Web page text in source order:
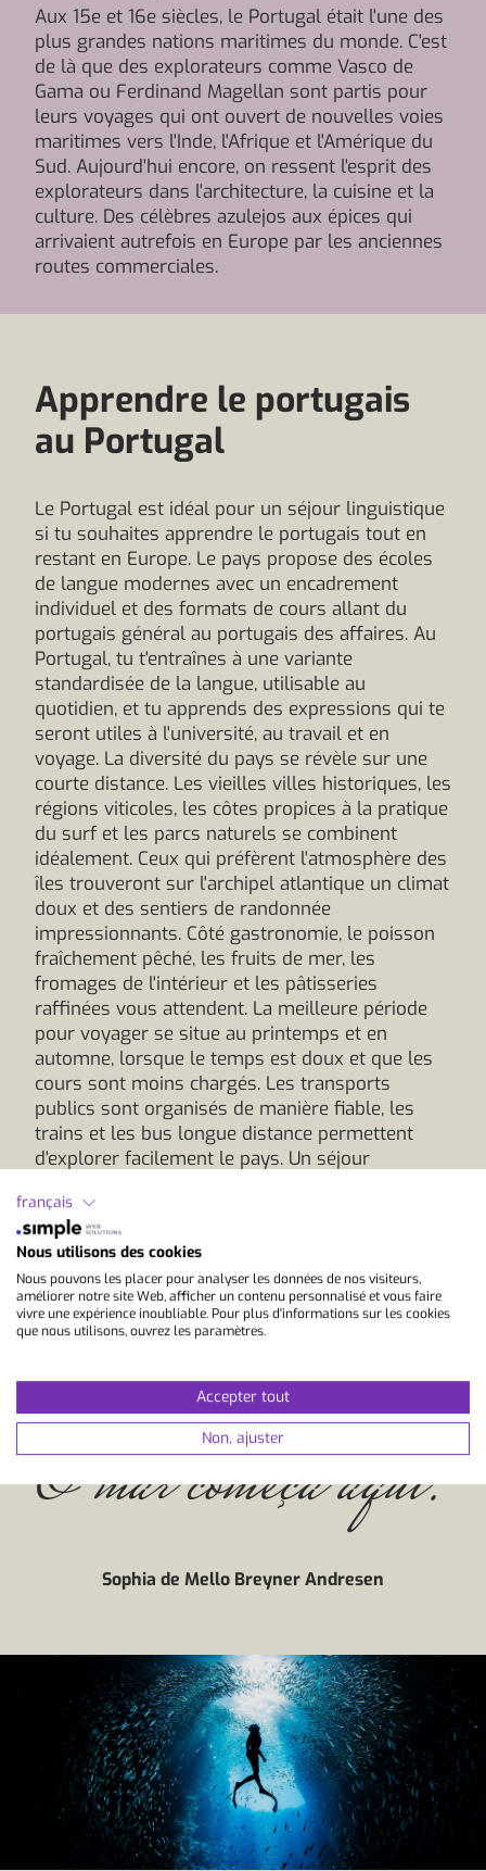
Aux 15e et 16e siècles, le Portugal était l'une des
plus grandes nations maritimes du monde. C'est
de là que des explorateurs comme Vasco de
Gama ou Ferdinand Magellan sont partis pour
leurs voyages qui ont ouvert de nouvelles voies
maritimes vers l'Inde, l'Afrique et l'Amérique du
Sud. Aujourd'hui encore, on ressent l'esprit des
explorateurs dans l'architecture, la cuisine et la
culture. Des célèbres azulejos aux épices qui
arrivaient autrefois en Europe par les anciennes
routes commerciales.
Apprendre le portugais
au Portugal
Le Portugal est idéal pour un séjour linguistique
si tu souhaites apprendre le portugais tout en
restant en Europe. Le pays propose des écoles
de langue modernes avec un encadrement
individuel et des formats de cours allant du
portugais général au portugais des affaires. Au
Portugal, tu t'entraînes à une variante
standardisée de la langue, utilisable au
quotidien, et tu apprends des expressions qui te
seront utiles à l'université, au travail et en
voyage. La diversité du pays se révèle sur une
courte distance. Les vieilles villes historiques, les
régions viticoles, les côtes propices à la pratique
du surf et les parcs naturels se combinent
idéalement. Ceux qui préfèrent l'atmosphère des
îles trouveront sur l'archipel atlantique un climat
doux et des sentiers de randonnée
impressionnants. Côté gastronomie, le poisson
fraîchement pêché, les fruits de mer, les
fromages de l'intérieur et les pâtisseries
raffinées vous attendent. La meilleure période
pour voyager se situe au printemps et en
automne, lorsque le temps est doux et que les
cours sont moins chargés. Les transports
publics sont organisés de manière fiable, les
trains et les bus longue distance permettent
d'explorer facilement le pays. Un séjour
apprentissage efficace du portugais avec la
culture, la nature et un quotidien détendu. Le
rapport qualité-prix attractif et la structure claire
des programmes rendent ton séjour
enrichissant et réussi.
“O mar começa aqui.”
Sophia de Mello Breyner Andresen
français
Nous utilisons des cookies
Nous pouvons les placer pour analyser les données de nos visiteurs,
améliorer notre site Web, afficher un contenu personnalisé et vous faire
vivre une expérience inoubliable. Pour plus d'informations sur les cookies
que nous utilisons, ouvrez les paramètres.
Accepter tout
Non, ajuster